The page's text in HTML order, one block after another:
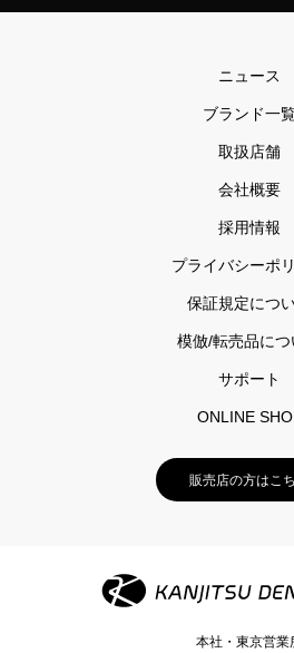
ニュース
ブランド一
取扱店舗
会社概要
採用情報
プライバシーポ
保証規定につ
模倣/転売品につ
サポート
ONLINE
販売店の方はこ
本社・東京営業